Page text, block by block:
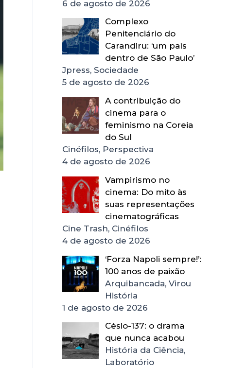
6 de agosto de 2026
Complexo
Penitenciário do
Carandiru: ‘um país
dentro de São Paulo’
Jpress, Sociedade
5 de agosto de 2026
A contribuição do
cinema para o
feminismo na Coreia
do Sul
Cinéfilos, Perspectiva
4 de agosto de 2026
Vampirismo no
cinema: Do mito às
suas representações
cinematográficas
Cine Trash, Cinéfilos
4 de agosto de 2026
‘Forza Napoli sempre!’:
100 anos de paixão
Arquibancada, Virou
História
1 de agosto de 2026
Césio-137: o drama
que nunca acabou
História da Ciência,
Laboratório